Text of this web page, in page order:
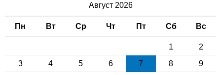
Август 2026
Пн Вт Ср Чт Пт Сб Вс
1
2
3
4 5 6 7 8
9